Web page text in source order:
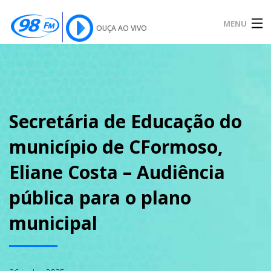
OUÇA AO VIVO MENU
SOBRE
PODCAST
Secretária de Educação do
município de CFormoso,
Eliane Costa – Audiência
pública para o plano
municipal